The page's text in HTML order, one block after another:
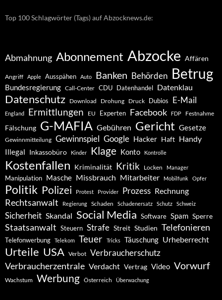
Top 100 Schlagwörter (Tags) auf Abzocknews.de:
Abmahnung Abonnement Abzocke Affären
Angriff Apple Ausspähen Auto Banken Behörden Betrug
Bundesregierung Call-Center CDU Datenhandel Datenklau
Datenschutz Download Drohung Druck Dubios E-Mail
England Ermittlungen EU Experten Facebook FDP Festnahme
Fälschung G-MAFIA Gebühren Gericht Gesetze
Gewinnmitteilung Gewinnspiel Google Hacker Haft Handy
Illegal Inkassobüro Kinder Klage Konto Kontrolle
Kostenfallen Kriminalität Kritik Locken Manager
Manipulation Masche Missbrauch Mitarbeiter Mobilfunk Opfer
Politik Polizei Protest Provider Prozess Rechnung
Rechtsanwalt Regierung Schaden Schadenersatz Schutz Schweiz
Sicherheit Skandal Social Media Software Spam Sperre
Staatsanwalt Steuern Strafe Streit Studien Telefonieren
Telefonwerbung Telekom Teuer Tricks Täuschung Urheberrecht
Urteile USA Verbot Verbraucherschutz
Verbraucherzentrale Verdacht Vertrag Video Vorwurf
Wachstum Werbung Österreich Überwachung